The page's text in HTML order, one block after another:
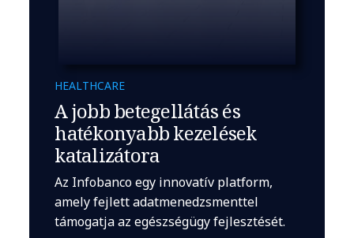
HEALTHCARE
A jobb betegellátás és
hatékonyabb kezelések
katalizátora
Az Infobanco egy innovatív platform,
amely fejlett adatmenedzsmenttel
támogatja az egészségügy fejlesztését.